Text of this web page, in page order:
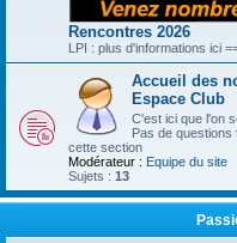
Rencontres 2026
LPI : plus d'informations ici
Accueil des
Espace Club
C'est ici que l'on
Pas de questions
cette section
Modérateur : Equipe du site
Sujets : 13